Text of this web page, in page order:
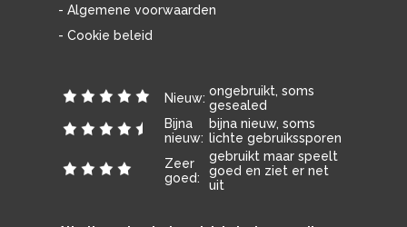
- Algemene voorwaarden
- Cookie beleid
Nieuw: ongebruikt, soms
gesealed
Bijna
nieuw:
bijna nieuw, soms
lichte gebruikssporen
Zeer
goed:
gebruikt maar speelt
goed en ziet er net
uit